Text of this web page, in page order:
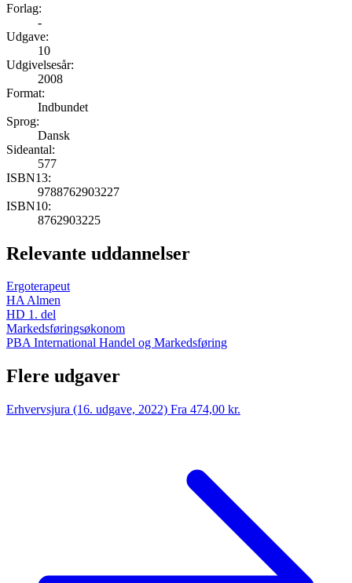
Forlag:
-
Udgave:
10
Udgivelsesår:
2008
Format:
Indbundet
Sprog:
Dansk
Sideantal:
577
ISBN13:
9788762903227
ISBN10:
8762903225
Relevante uddannelser
Ergoterapeut
HA Almen
HD 1. del
Markedsføringsøkonom
PBA International Handel og Markedsføring
Flere udgaver
Erhvervsjura (16. udgave, 2022) Fra 474,00 kr.